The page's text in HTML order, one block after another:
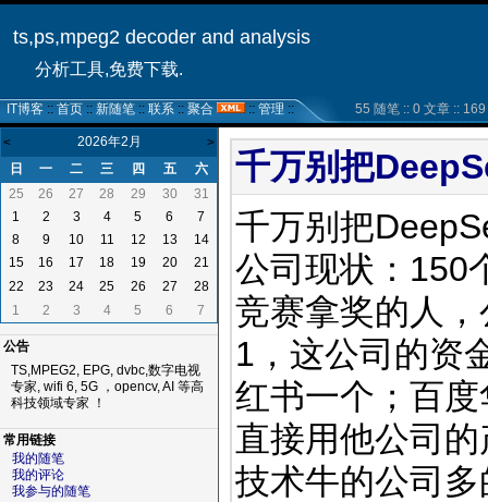
ts,ps,mpeg2 decoder and analysis
分析工具,免费下载.
IT博客 :: 首页 :: 新随笔 :: 联系 :: 聚合 :: 管理 :: 55 随笔 :: 0 文章 ::
< 2026年2月 >
日 一 二 三 四 五
六
25
26 27 28 29 30
31
1
2 3 4 5 6
7
8
9 10 11 12 13
14
15
16 17 18 19 20
21
22
23 24 25 26 27
28
1
2 3 4 5 6 7
公告
TS,MPEG2, EPG, dvbc,数字电视
专家, wifi 6, 5G ，opencv, AI 等高
科技领域专家 ！
常用链接
我的随笔
我的评论
我参与的随笔
千万别把
千万别把
公司现状：150
竞赛拿奖的人
1，这公司的资
红书一个；百
直接用他公司
技术牛的公司